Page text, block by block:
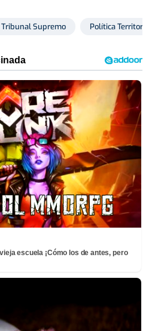
Tribunal Supremo Política Territorial
escuela ¡Cómo los de antes, pero